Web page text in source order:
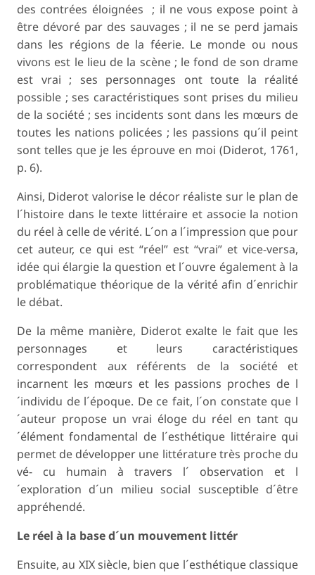
des contrées éloignées ; il ne vous expose point à
être dévoré par des sauvages ; il ne se perd jamais
dans les régions de la féerie. Le monde ou nous
vivons est le lieu de la scène ; le fond de son drame
est vrai ; ses personnages ont toute la réalité
possible ; ses caractéristiques sont prises du milieu
de la société ; ses incidents sont dans les mœurs de
toutes les nations policées ; les passions qu´il peint
sont telles que je les éprouve en moi (Diderot, 1761,
p. 6).
Ainsi, Diderot valorise le décor réaliste sur le plan de
l´histoire dans le texte littéraire et associe la notion
du réel à celle de vérité. L´on a l´impression que pour
cet auteur, ce qui est “réel” est “vrai” et vice-versa,
idée qui élargie la question et l´ouvre également à la
problématique théorique de la vérité afin d´enrichir
le débat.
De la même manière, Diderot exalte le fait que les
personnages et leurs caractéristiques
correspondent aux référents de la société et
incarnent les mœurs et les passions proches de l
´individu de l´époque. De ce fait, l´on constate que l
´auteur propose un vrai éloge du réel en tant qu
´élément fondamental de l´esthétique littéraire qui
permet de développer une littérature très proche du
vé- cu humain à travers l´ observation et l
´exploration d´un milieu social susceptible d´être
appréhendé.
Le réel à la base d´un mouvement littér
Ensuite, au XIX siècle, bien que l´esthétique classique